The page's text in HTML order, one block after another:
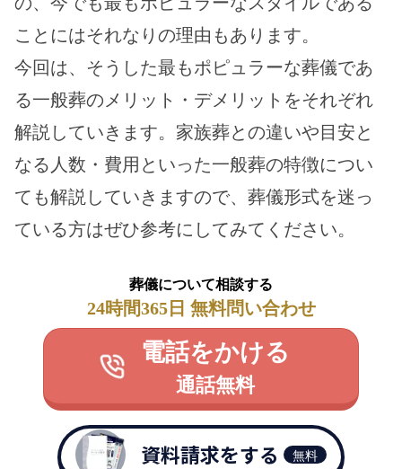
ことにはそれなりの理由もあります。
今回は、そうした最もポピュラーな葬儀であ
る一般葬のメリット・デメリットをそれぞれ
解説していきます。家族葬との違いや目安と
なる人数・費用といった一般葬の特徴につい
ても解説していきますので、葬儀形式を迷っ
ている方はぜひ参考にしてみてください。
葬儀について相談する
24時間365日 無料問い合わせ
電話をかける
通話無料
資料請求をする 無料